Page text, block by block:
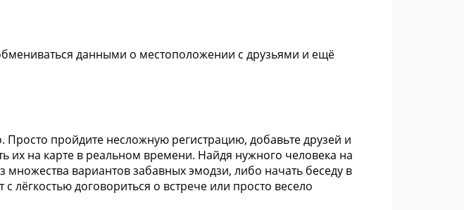
данными о местоположении с друзьями и ещё
пройдите несложную регистрацию, добавьте друзей и
их на карте в реальном времени. Найдя нужного человека на
множества вариантов забавных эмодзи, либо начать беседу в
лёгкостью договориться о встрече или просто весело